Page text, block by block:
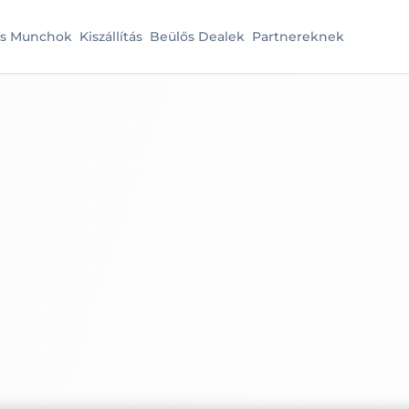
Munchok Kiszállítás Beülős Dealek Partnereknek